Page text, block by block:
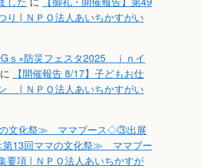
| ＮＰＯ法人あいちかすがい
ｓ×防災フェスタ2025 ｉｎイ
に
【開催報告 8/17】子どもお仕
| ＮＰＯ法人あいちかすがい
文化祭≫ ママブース◇③出展
13回ママの文化祭≫ ママブー
項 | ＮＰＯ法人あいちかすが